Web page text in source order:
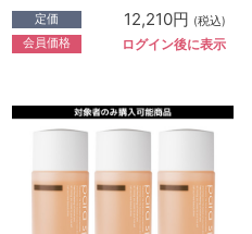
定価 12,210円 (税込)
会員価格 ログイン後に表示